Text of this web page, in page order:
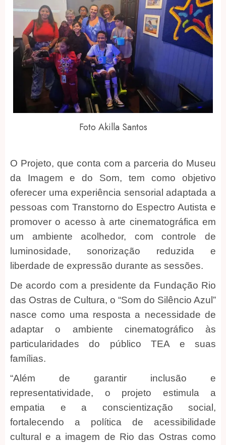
Foto Akilla Santos
O Projeto, que conta com a parceria do Museu
da Imagem e do Som, tem como objetivo
oferecer uma experiência sensorial adaptada a
pessoas com Transtorno do Espectro Autista e
promover o acesso à arte cinematográfica em
um ambiente acolhedor, com controle de
luminosidade, sonorização reduzida e
liberdade de expressão durante as sessões.
De acordo com a presidente da Fundação Rio
das Ostras de Cultura, o “Som do Silêncio Azul”
nasce como uma resposta a necessidade de
adaptar o ambiente cinematográfico às
particularidades do público TEA e suas
famílias.
“Além de garantir inclusão e
representatividade, o projeto estimula a
empatia e a conscientização social,
fortalecendo a política de acessibilidade
cultural e a imagem de Rio das Ostras como